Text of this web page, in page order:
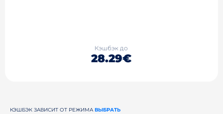
Кэшбэк до
28.29€
КЭШБЭК ЗАВИСИТ ОТ РЕЖИМА ВЫБРАТЬ